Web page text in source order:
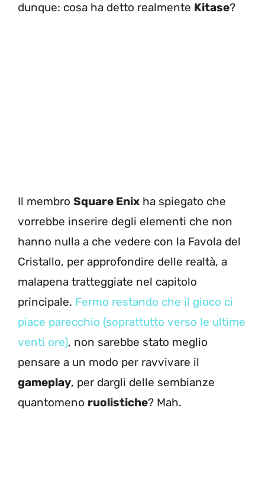
dunque: cosa ha detto realmente Kitase?
Il membro Square Enix ha spiegato che
vorrebbe inserire degli elementi che non
hanno nulla a che vedere con la Favola del
Cristallo, per approfondire delle realtà, a
malapena tratteggiate nel capitolo
principale. Fermo restando che il gioco ci
piace parecchio (soprattutto verso le ultime
venti ore), non sarebbe stato meglio
pensare a un modo per ravvivare il
gameplay, per dargli delle sembianze
quantomeno ruolistiche? Mah.